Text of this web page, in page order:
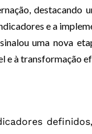
destacando
e a
uma nova
e à transformação